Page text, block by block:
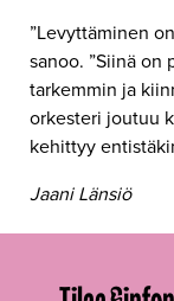
”Levyttäminen
sanoo. ”Siinä
tarkemmin ja
orkesteri joutuu
kehittyy
Jaani Länsiö